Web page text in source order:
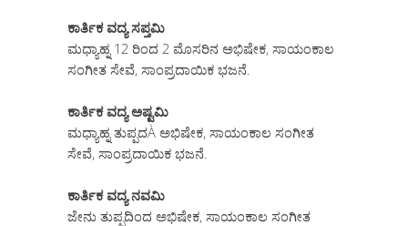
ಕಾರ್ತಿಕ ವದ್ಯ ಸಪ್ತಮಿ
ಮಧ್ಯಾಹ್ನ 12 ರಿಂದ 2 ಮೊಸರಿನ ಅಭಿಷೇಕ, ಸಾಯಂಕಾಲ
ಸಂಗೀತ ಸೇವೆ, ಸಾಂಪ್ರದಾಯಿಕ ಭಜನೆ.
ಕಾರ್ತಿಕ ವದ್ಯ ಅಷ್ಟಮಿ
ಮಧ್ಯಾಹ್ನ ತುಪ್ಪದÀ ಅಭಿಷೇಕ, ಸಾಯಂಕಾಲ ಸಂಗೀತ
ಸೇವೆ, ಸಾಂಪ್ರದಾಯಿಕ ಭಜನೆ.
ಕಾರ್ತಿಕ ವದ್ಯ ನವಮಿ
ಜೇನು ತುಪ್ಪದಿಂದ ಅಭಿಷೇಕ, ಸಾಯಂಕಾಲ ಸಂಗೀತ